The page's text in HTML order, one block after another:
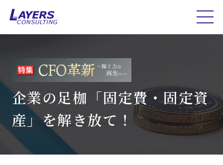
企業の足枷「固定費・固定資
産」を解き放て！